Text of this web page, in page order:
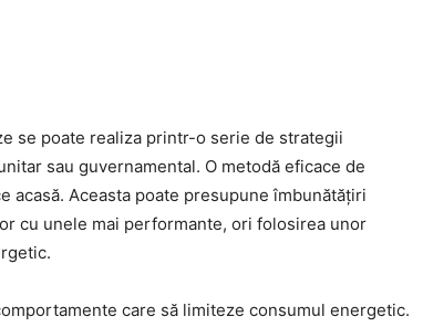
se poate realiza printr-o serie de strategii
sau guvernamental. O metodă eficace de
Aceasta poate presupune îmbunătățiri
cu unele mai performante, ori folosirea unor
care să limiteze consumul energetic.